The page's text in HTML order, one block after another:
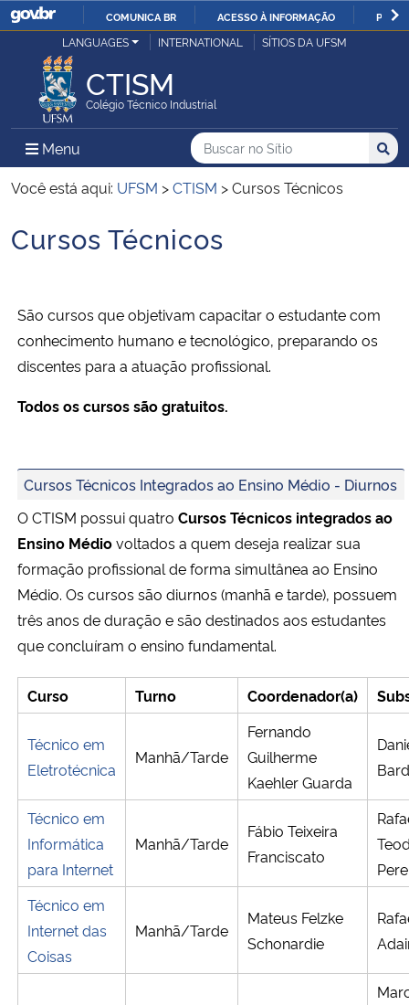
IR
COMUNICA BR ACESSO À INFORMAÇÃO
Ministério da Justiça e Segurança Pública
Ministério da Defesa
Ministério das Relações Exteriores
Ministério da Economia
Ministério da Agricultura, Pecuária e Abastecimento
Ministério da Educação
Ministério da Saúde
Ministério de Minas e Energia
Ministério da Ciência, Tecnologia, Inovações e Comunicações
Ministério do Meio Ambiente
Ministério do Desenvolvimento Regional
Controladoria-Geral da União
Ministério da Mulher, da Família e dos Direitos Humanos
Secretaria de Governo
Gabinete de Segurança Institucional
LANGUAGES INTERNATIONAL SÍTIOS DA UFSM
CTISM
Colégio Técnico Industrial
Menu Menu Principal do Sítio
Busca
Buscar no no Sítio
Busca:
Você está aqui: UFSM >CTISM >Cursos Técnicos
Início do conteúdo
Cursos Técnicos
São cursos que objetivam capacitar o estudante com
conhecimento humano e tecnológico, preparando os
discentes para a atuação profissional.
Todos os cursos são gratuitos.
Cursos Técnicos Integrados ao Ensino Médio - Diurnos
O CTISM possui quatro Cursos Técnicos integrados ao
Ensino Médiovoltados a quem deseja realizar sua
formação profissional de forma simultânea ao Ensino
Médio. Os cursos são diurnos (manhã e tarde), possuem
três anos de duração e são destinados aos estudantes
que concluíram o ensino fundamental.
Curso Turno Coordenador(a)
Técnico em
Eletrotécnica
Manhã/Tarde
Fernando
Guilherme
Kaehler Guarda
Técnico em
Informática
para Internet
Manhã/Tarde
Fábio Teixeira
Franciscato
Técnico em
Internet das
Coisas
Manhã/Tarde
Mateus Felzke
Schonardie